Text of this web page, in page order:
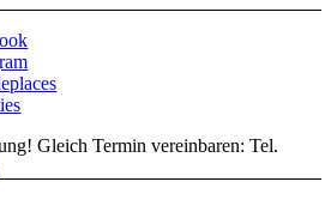
Gleich Termin vereinbaren: Tel.